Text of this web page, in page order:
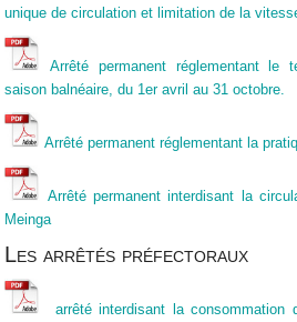
unique de circulation et limitation de la
Arrêté permanent réglementant le
saison balnéaire, du 1er avril au 31 octobre.
Arrêté permanent réglementant la
Arrêté permanent interdisant la
Meinga
Les arrêtés préfectoraux
arrêté interdisant la